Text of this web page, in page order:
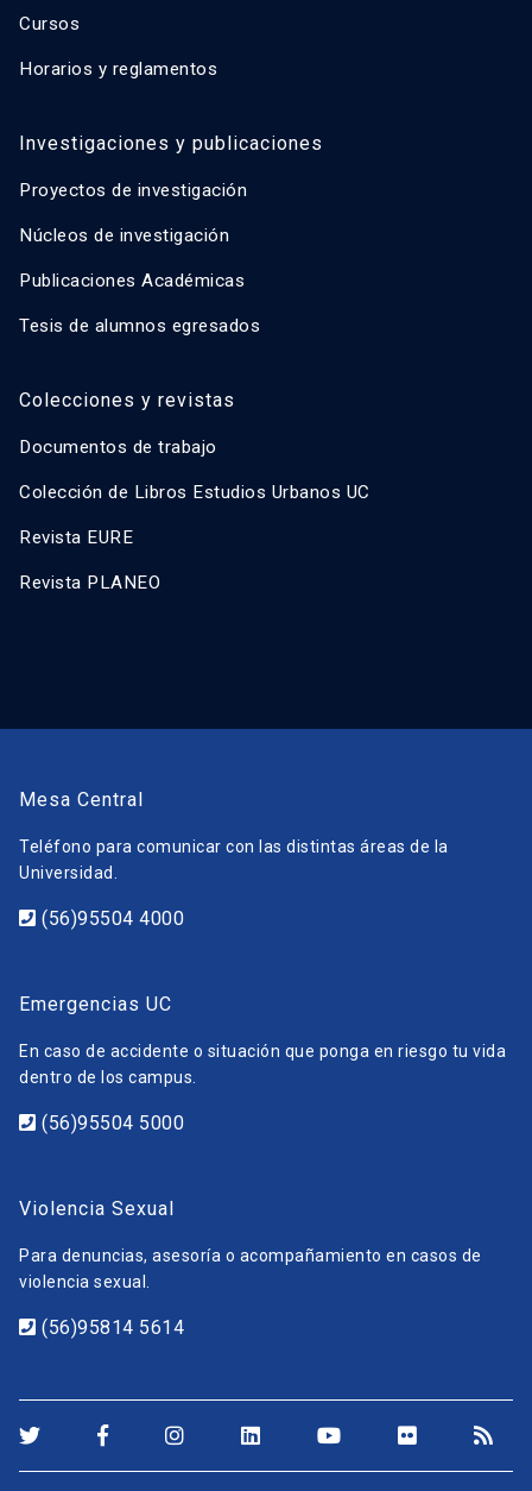
Cursos
Horarios y reglamentos
Investigaciones y publicaciones
Proyectos de investigación
Núcleos de investigación
Publicaciones Académicas
Tesis de alumnos egresados
Colecciones y revistas
Documentos de trabajo
Colección de Libros Estudios Urbanos UC
Revista EURE
Revista PLANEO
Mesa Central
Teléfono para comunicar con las distintas áreas de la
Universidad.
(56)95504 4000
Emergencias UC
En caso de accidente o situación que ponga en riesgo tu vida
dentro de los campus.
(56)95504 5000
Violencia Sexual
Para denuncias, asesoría o acompañamiento en casos de
violencia sexual.
(56)95814 5614